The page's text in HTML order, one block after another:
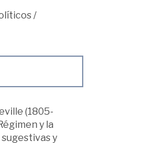
/
(1805-
y la
y